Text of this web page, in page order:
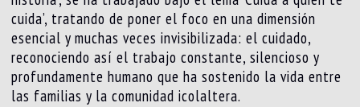
cuida’, tratando de poner el foco en una dimensión
esencial y muchas veces invisibilizada: el cuidado,
reconociendo así el trabajo constante, silencioso y
profundamente humano que ha sostenido la vida entre
las familias y la comunidad icolaltera.